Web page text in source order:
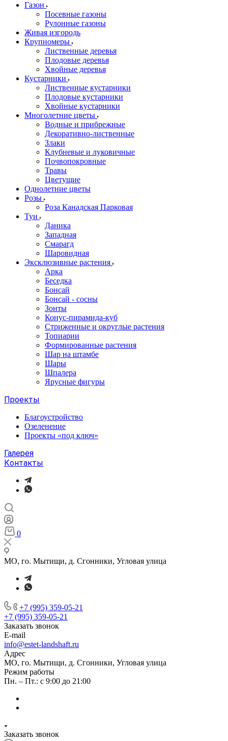
Газон
Посевные газоны
Рулонные газоны
Живая изгородь
Крупномеры
Лиственные деревья
Плодовые деревья
Хвойные деревья
Кустарники
Лиственные кустарники
Плодовые кустарники
Хвойные кустарники
Многолетние цветы
Водные и прибрежные
Декоративно-лиственные
Злаки
Клубневые и луковичные
Почвопокровные
Травы
Цветущие
Однолетние цветы
Розы
Роза Канадская Парковая
Туи
Даника
Западная
Смарагд
Шаровидная
Эксклюзивные растения
Арка
Беседка
Бонсай
Бонсай - сосны
Зонты
Конус-пирамида-куб
Стриженные и округлые растения
Топиарии
Формированные растения
Шар на штамбе
Шары
Шпалера
Ярусные фигуры
Проекты
Благоустройство
Озеленение
Проекты «под ключ»
Галерея
Контакты
0
МО, го. Мытищи, д. Сгонники, Угловая улица
+7 (995) 359-05-21
+7 (995) 359-05-21
Заказать звонок
E-mail
info@estet-landshaft.ru
Адрес
МО, го. Мытищи, д. Сгонники, Угловая улица
Режим работы
Пн. – Пт.: с 9:00 до 21:00
Заказать звонок